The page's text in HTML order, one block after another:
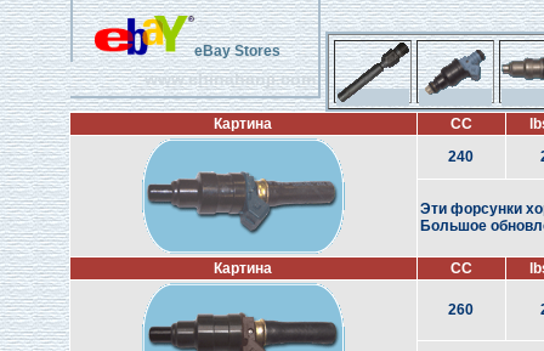
eBay Stores
www.chinahanji.com
Картина CC
240
Эти форсунки
Большое
Картина CC
260